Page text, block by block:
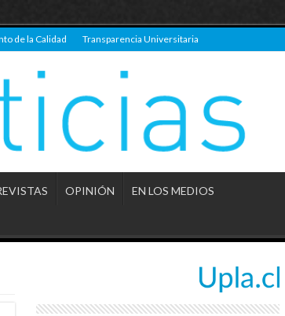
de la Calidad Transparencia Universitaria
OPINIÓN EN LOS MEDIOS